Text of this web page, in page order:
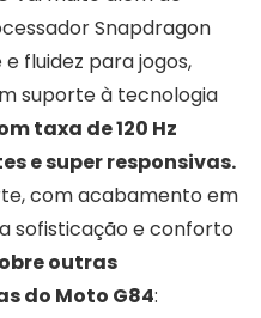
Snapdragon
fluidez para jogos,
suporte à tecnologia
taxa de 120 Hz
e super responsivas.
com acabamento em
sofisticação e conforto
outras
do Moto G84: